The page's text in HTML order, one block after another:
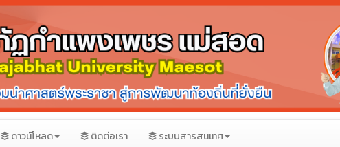
ดาวน์โหลด ติดต่อเรา ระบบสารสนเทศ